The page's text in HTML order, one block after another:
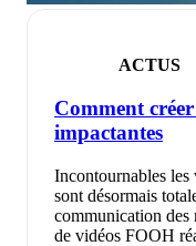
ACTUS
Comment
impactantes
Incontournables
sont désormais
communication des
de vidéos FOOH